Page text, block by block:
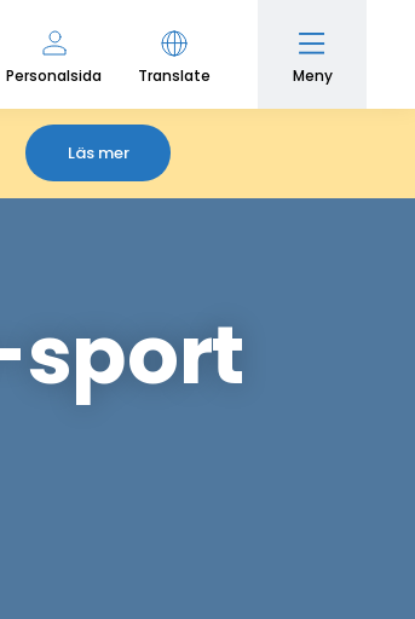
Personalsida Translate Meny
Läs mer
sport